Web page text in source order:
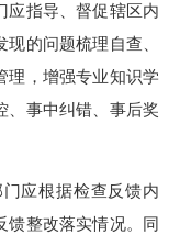
指导、督促辖区内
的问题梳理自查、
理，增强专业知识学
、事中纠错、事后奖
应根据检查反馈内
馈整改落实情况。同